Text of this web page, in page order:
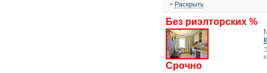
Раскрыть
Без риэлторских %
Срочно